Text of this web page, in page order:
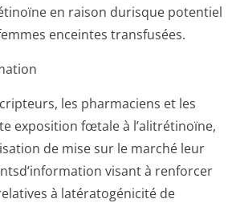
en raison durisque potentiel
enceintes transfusées.
les pharmaciens et les
exposition fœtale à l’alitrétinoïne,
de mise sur le marché leur
visant à renforcer
à latératogénicité de